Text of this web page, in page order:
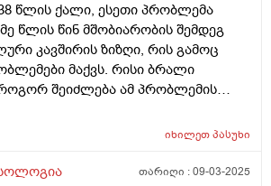
არ ხდება აღზნება ასოსი.
მივმართო ბათუმში თუ იცით ვინმე
37 წლის.
წლის ქალი, ესეთი პრობლემა
წლის წინ მშობიარობის შემდეგ
კავშირის ზიზღი, რის გამოც
მაქვს. რისი ბრალი
შეიძლება ამ პრობლემის
მივმართო ამ პრობლემასთან
იხილეთპასუხი
თარიღი :09-03-2025